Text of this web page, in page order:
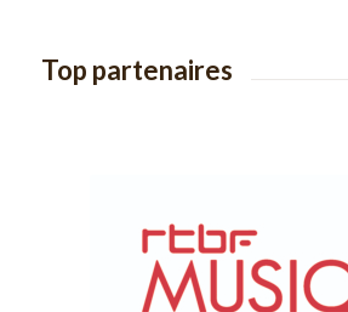
Top partenaires